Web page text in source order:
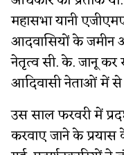
महासभा यानी
आदवासियों के जमीन
नेतृत्व सी. के. जानू
आदिवासी नेताओं में
उस साल फरवरी में
करवाए जाने के